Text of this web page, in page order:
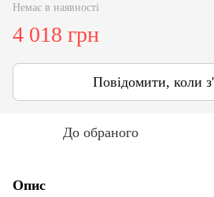
Немає в наявності
4 018 грн
Повідомити, коли
До обраного
Опис